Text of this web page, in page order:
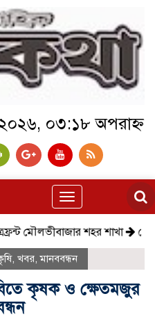
০৩:১৮ অপরাহ্ন
Toggle
navigation
শহর শাখা কেমন আছে
, খবর,মানববন্ধন
কৃষক ও ক্ষেতমজুর